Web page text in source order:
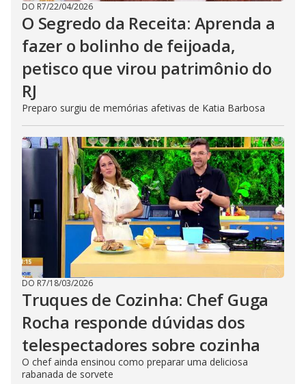
DO R7/22/04/2026
O Segredo da Receita: Aprenda a
fazer o bolinho de feijoada,
petisco que virou patrimônio do
RJ
Preparo surgiu de memórias afetivas de Katia Barbosa
DO R7/18/03/2026
Truques de Cozinha: Chef Guga
Rocha responde dúvidas dos
telespectadores sobre cozinha
O chef ainda ensinou como preparar uma deliciosa
rabanada de sorvete